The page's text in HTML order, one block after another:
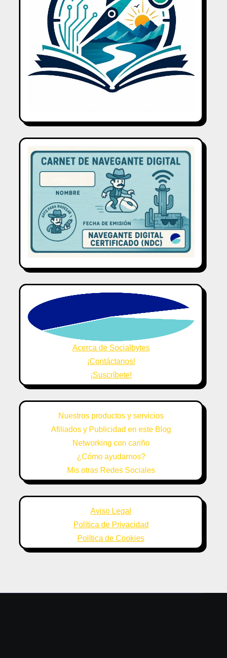
Acerca de Socialbytes
¡Contáctanos!
¡Suscríbete!
Nuestros productos y servicios
Afiliados y Publicidad en este Blog
Networking con cariño
¿Cómo ayudarnos?
Mis otras Redes Sociales
Aviso Legal
Política de Privacidad
Política de Cookies